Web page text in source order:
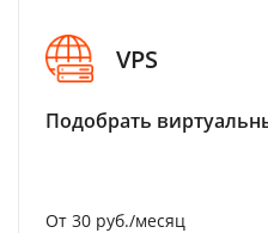
VPS
Подобрать
От 30 руб./месяц